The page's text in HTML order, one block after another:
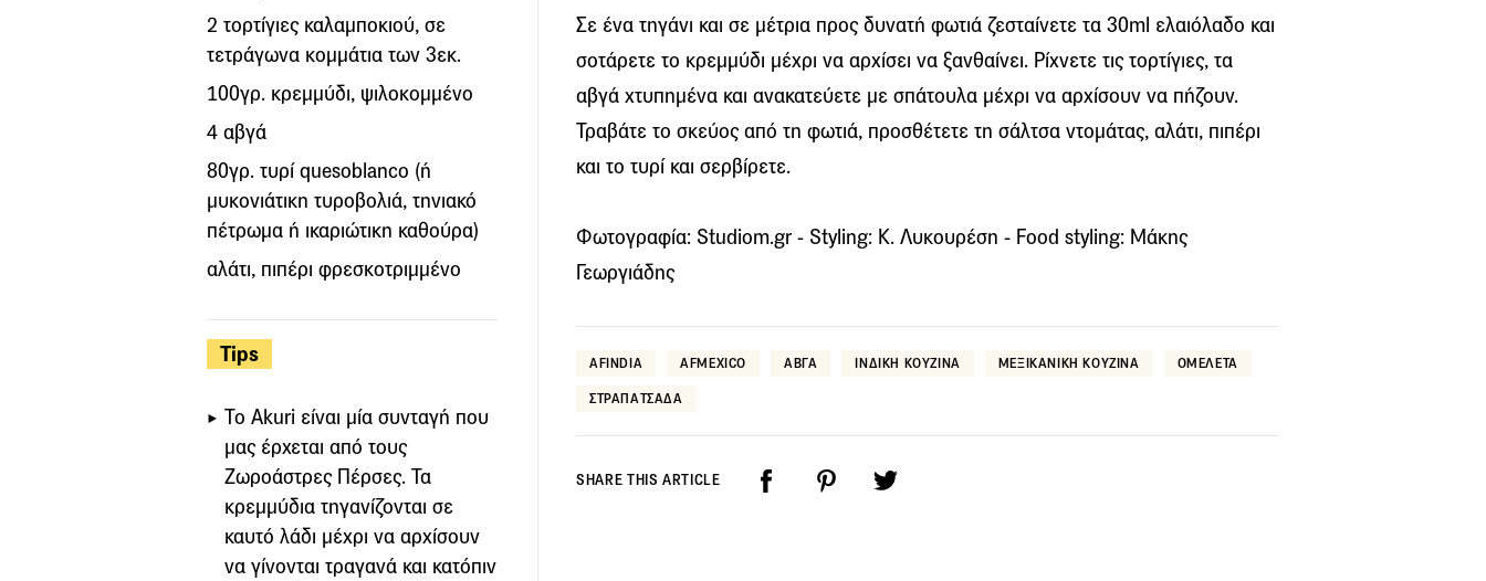
2 τορτίγιες καλαμποκιού, σε
τετράγωνα κομμάτια των 3εκ.
100γρ. κρεμμύδι, ψιλοκομμένο
4 αβγά
80γρ. τυρί quesoblanco (ή
μυκονιάτικη τυροβολιά, τηνιακό
πέτρωμα ή ικαριώτικη καθούρα)
αλάτι, πιπέρι φρεσκοτριμμένο
Tips
Το Akuri είναι μία συνταγή που
μας έρχεται από τους
Ζωροάστρες Πέρσες. Τα
κρεμμύδια τηγανίζονται σε
καυτό λάδι μέχρι να αρχίσουν
να γίνονται τραγανά και κατόπιν
Σε ένα τηγάνι και σε μέτρια προς δυνατή φωτιά ζεσταίνετε τα 30ml ελαιόλαδο και
σοτάρετε το κρεμμύδι μέχρι να αρχίσει να ξανθαίνει. Ρίχνετε τις τορτίγιες, τα
αβγά χτυπημένα και ανακατεύετε με σπάτουλα μέχρι να αρχίσουν να πήζουν.
Τραβάτε το σκεύος από τη φωτιά, προσθέτετε τη σάλτσα ντομάτας, αλάτι, πιπέρι
και το τυρί και σερβίρετε.
Φωτογραφία: Studiom.gr - Styling: Κ. Λυκουρέση - Food styling: Μάκης
Γεωργιάδης
AFINDIA AFMEXICO ΑΒΓΑ ΙΝΔΙΚΗ ΚΟΥΖΙΝΑ ΜΕΞΙΚΑΝΙΚΗ ΚΟΥΖΙΝΑ ΟΜΕΛΕΤΑ
ΣΤΡΑΠΑΤΣΑΔΑ
SHARE THIS ARTICLE